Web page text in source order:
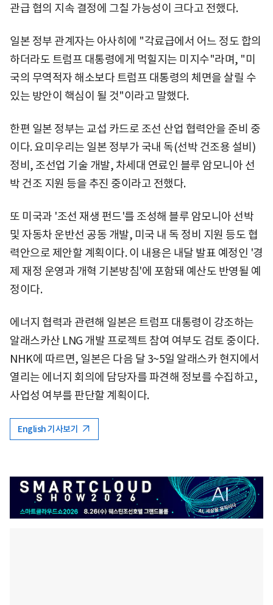
관급 협의 지속 결정에 그칠 가능성이 크다고 전했다.
일본 정부 관계자는 아사히에 "각료급에서 어느 정도 합의
하더라도 트럼프 대통령에게 먹힐지는 미지수"라며, "미
국의 무역적자 해소보다 트럼프 대통령의 체면을 살릴 수
있는 방안이 핵심이 될 것"이라고 말했다.
한편 일본 정부는 교섭 카드로 조선 산업 협력안을 준비 중
이다. 요미우리는 일본 정부가 국내 독(선박 건조용 설비)
정비, 조선업 기술 개발, 차세대 연료인 블루 암모니아 선
박 건조 지원 등을 추진 중이라고 전했다.
또 미국과 '조선 재생 펀드'를 조성해 블루 암모니아 선박
및 자동차 운반선 공동 개발, 미국 내 독 정비 지원 등도 협
력안으로 제안할 계획이다. 이 내용은 내달 발표 예정인 '경
제 재정 운영과 개혁 기본방침'에 포함돼 예산도 반영될 예
정이다.
에너지 협력과 관련해 일본은 트럼프 대통령이 강조하는
알래스카산 LNG 개발 프로젝트 참여 여부도 검토 중이다.
NHK에 따르면, 일본은 다음 달 3~5일 알래스카 현지에서
열리는 에너지 회의에 담당자를 파견해 정보를 수집하고,
사업성 여부를 판단할 계획이다.
English 기사보기